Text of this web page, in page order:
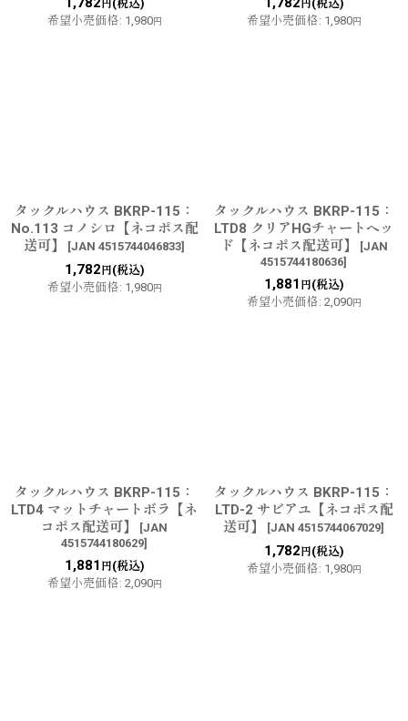
円 (税込)
希望小売価格: 1,980円
円 (税込)
希望小売価格: 1,980円
タックルハウス BKRP-115：
No.113 コノシロ【ネコポス配
送可】
[JAN 4515744046833]
1,782 円(税込)
希望小売価格: 1,980円
タックルハウス BKRP-115：
LTD8 クリアHGチャートヘッ
ド【ネコポス配送可】
[JAN
4515744180636]
1,881 円(税込)
希望小売価格: 2,090円
タックルハウス BKRP-115：
LTD4 マットチャートボラ【ネ
コポス配送可】
[JAN
4515744180629]
1,881 円(税込)
希望小売価格: 2,090円
タックルハウス BKRP-115：
LTD-2 サビアユ【ネコポス配
送可】
[JAN 4515744067029]
1,782 円(税込)
希望小売価格: 1,980円